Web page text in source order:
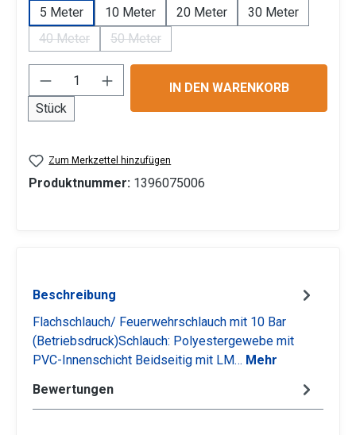
5 Meter
10 Meter 20 Meter
30 Meter
40 Meter
(Diese Option ist zurzeit nicht verfügbar.)
50 Meter
(Diese Option ist zurzeit nicht verfügbar.)
Produkt Anzahl: Gib den gewünschten
Stück
IN DEN WARENKORB
Zum Merkzettel hinzufügen
Produktnummer: 1396075006
Beschreibung
Flachschlauch/ Feuerwehrschlauch mit 10 Bar
(Betriebsdruck)Schlauch: Polyestergewebe mit
PVC-Innenschicht Beidseitig mit LM… Mehr
Bewertungen